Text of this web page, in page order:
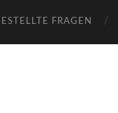
FRAGEN